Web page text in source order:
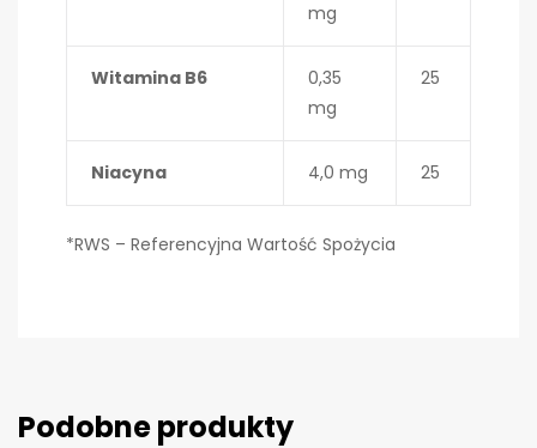
mg
Witamina B6
0,35
mg
25
Niacyna 4,0 mg 25
*RWS – Referencyjna Wartość Spożycia
Podobne produkty